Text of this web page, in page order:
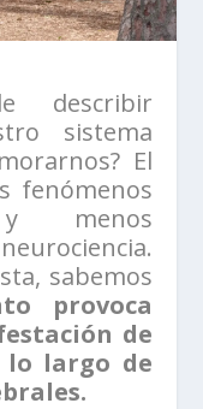
describir
sistema
El
fenómenos
menos
sabemos
provoca
de
lo largo de